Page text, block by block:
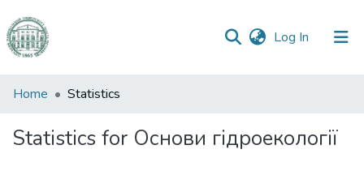
Log In (current)
Communities
Collections
Home Statistics
Statistics for Основи гідроекології